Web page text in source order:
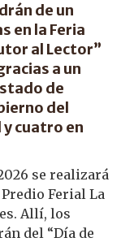
de un
en la Feria
al Lector”
a un
de
del
y cuatro en
se realizará
Predio Ferial La
Allí, los
del “Día de